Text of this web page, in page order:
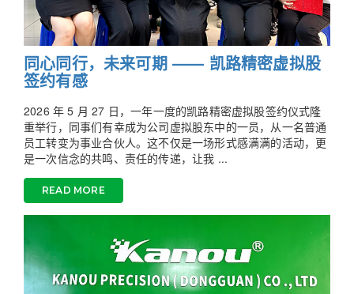
同心同行，未来可期 —— 凯路精密虚拟股
签约有感
2026 年 5 月 27 日，一年一度的凯路精密虚拟股签约仪式隆
重举行，同事们有幸成为公司虚拟股东中的一员，从一名普通
员工转变为事业合伙人。这不仅是一场形式感满满的活动，更
是一次信念的共鸣、责任的传递，让我 ...
READ MORE